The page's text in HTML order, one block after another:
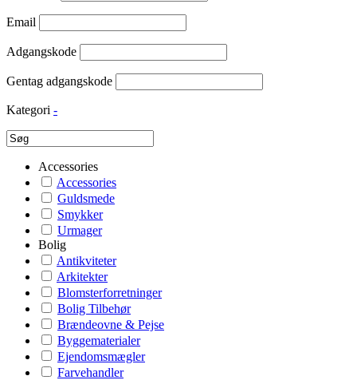
Email
Adgangskode
Gentag adgangskode
Kategori -
Accessories
Accessories
Guldsmede
Smykker
Urmager
Bolig
Antikviteter
Arkitekter
Blomsterforretninger
Bolig Tilbehør
Brændeovne & Pejse
Byggematerialer
Ejendomsmægler
Farvehandler